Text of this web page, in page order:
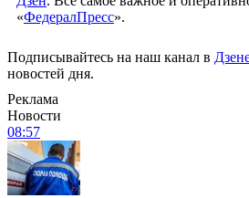
«ФедералПресс».
Подписывайтесь на наш канал в
новостей дня.
Реклама
Новости
08:57